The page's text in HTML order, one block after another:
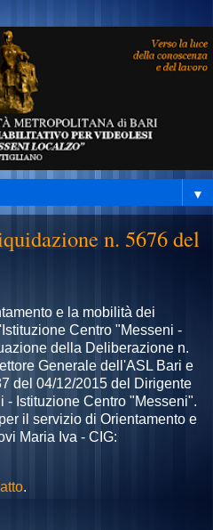
▼
n. 5676 del
e la mobilità dei
Centro "Messeni -
della Deliberazione n.
Generale dell'ASL Bari e
del 04/12/2015 del Dirigente
Istituzione Centro "Messeni".
il servizio di Orientamento e
Maria Iva - CIG:
.